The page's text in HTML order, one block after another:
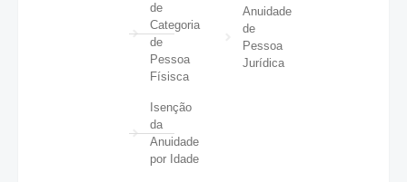
de
Categoria
de
Pessoa
Físisca
Isenção
da
Anuidade
por Idade
Anuidade
de
Pessoa
Jurídica